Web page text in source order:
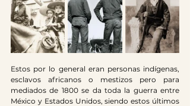
Estos por lo general eran personas indígenas,
esclavos africanos o mestizos pero para
mediados de 1800 se da toda la guerra entre
México y Estados Unidos, siendo estos últimos